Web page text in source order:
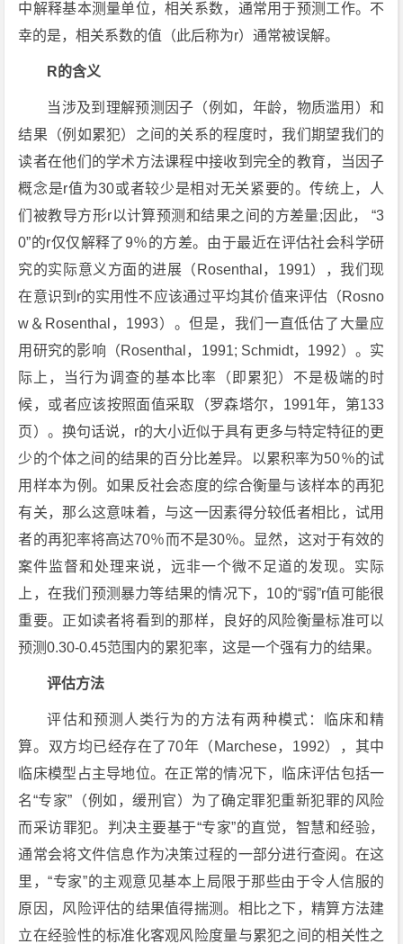
中解释基本测量单位，相关系数，通常用于预测工作。不
幸的是，相关系数的值（此后称为r）通常被误解。
R的含义
当涉及到理解预测因子（例如，年龄，物质滥用）和
结果（例如累犯）之间的关系的程度时，我们期望我们的
读者在他们的学术方法课程中接收到完全的教育，当因子
概念是r值为30或者较少是相对无关紧要的。传统上，人
们被教导方形r以计算预测和结果之间的方差量;因此， “3
0”的r仅仅解释了9％的方差。由于最近在评估社会科学研
究的实际意义方面的进展（Rosenthal，1991），我们现
在意识到r的实用性不应该通过平均其价值来评估（Rosno
w＆Rosenthal，1993）。但是，我们一直低估了大量应
用研究的影响（Rosenthal，1991; Schmidt，1992）。实
际上，当行为调查的基本比率（即累犯）不是极端的时
候，或者应该按照面值采取（罗森塔尔，1991年，第133
页）。换句话说，r的大小近似于具有更多与特定特征的更
少的个体之间的结果的百分比差异。以累积率为50％的试
用样本为例。如果反社会态度的综合衡量与该样本的再犯
有关，那么这意味着，与这一因素得分较低者相比，试用
者的再犯率将高达70％而不是30％。显然，这对于有效的
案件监督和处理来说，远非一个微不足道的发现。实际
上，在我们预测暴力等结果的情况下，10的“弱”r值可能很
重要。正如读者将看到的那样，良好的风险衡量标准可以
预测0.30-0.45范围内的累犯率，这是一个强有力的结果。
评估方法
评估和预测人类行为的方法有两种模式：临床和精
算。双方均已经存在了70年（Marchese，1992），其中
临床模型占主导地位。在正常的情况下，临床评估包括一
名“专家”（例如，缓刑官）为了确定罪犯重新犯罪的风险
而采访罪犯。判决主要基于“专家”的直觉，智慧和经验，
通常会将文件信息作为决策过程的一部分进行查阅。在这
里，“专家”的主观意见基本上局限于那些由于令人信服的
原因，风险评估的结果值得揣测。相比之下，精算方法建
立在经验性的标准化客观风险度量与累犯之间的相关性之